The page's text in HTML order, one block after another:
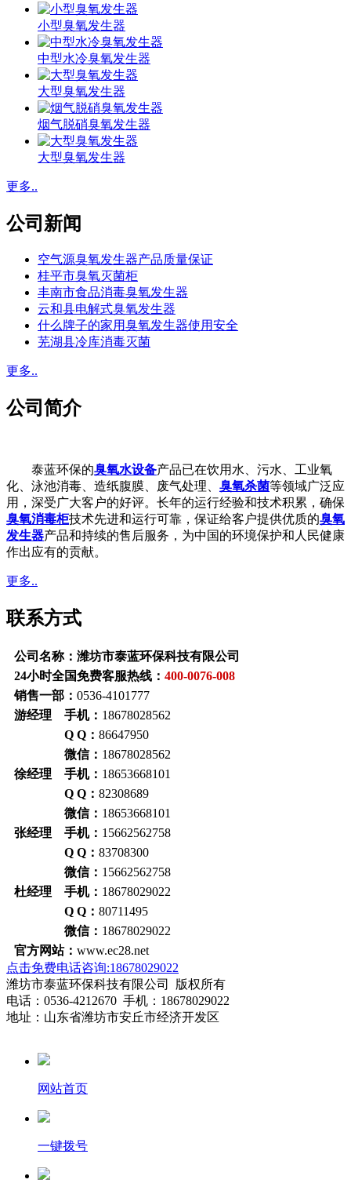
小型臭氧发生器
中型水冷臭氧发生器
大型臭氧发生器
烟气脱硝臭氧发生器
大型臭氧发生器
更多..
公司新闻
空气源臭氧发生器产品质量保证
桂平市臭氧灭菌柜
丰南市食品消毒臭氧发生器
云和县电解式臭氧发生器
什么牌子的家用臭氧发生器使用安全
芜湖县冷库消毒灭菌
更多..
公司简介
泰蓝环保的臭氧水设备产品已在饮用水、污水、工业氧
化、泳池消毒、造纸腹膜、废气处理、 臭氧杀菌等领域广泛应
用，深受广大客户的好评。长年的运行经验和技术积累，确保
臭氧消毒柜技术先进和运行可靠，保证给客户提供优质的臭氧
发生器产品和持续的售后服务，为中国的环境保护和人民健康
作出应有的贡献。
更多..
联系方式
公司名称：潍坊市泰蓝环保科技有限公司
24小时全国免费客服热线： 400-0076-008
销售一部： 0536-4101777
游经理 手机： 18678028562
Q Q： 86647950
微信： 18678028562
徐经理 手机： 18653668101
Q Q： 82308689
微信： 18653668101
张经理 手机： 15662562758
Q Q： 83708300
微信： 15662562758
杜经理 手机： 18678029022
Q Q： 80711495
微信： 18678029022
官方网站： www.ec28.net
点击免费电话咨询:18678029022
潍坊市泰蓝环保科技有限公司 版权所有
电话：0536-4212670 手机：18678029022
地址：山东省潍坊市安丘市经济开发区
网站首页
一键拨号